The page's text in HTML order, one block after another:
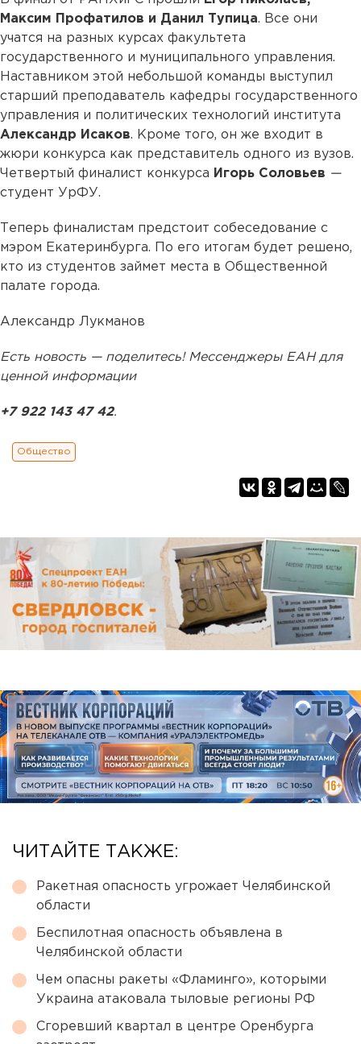
Максим Профатилов и Данил Тупица. Все они
учатся на разных курсах факультета
государственного и муниципального управления.
Наставником этой небольшой команды выступил
старший преподаватель кафедры государственного
управления и политических технологий института
Александр Исаков. Кроме того, он же входит в
жюри конкурса как представитель одного из вузов.
Четвертый финалист конкурса Игорь Соловьев —
студент УрФУ.
Теперь финалистам предстоит собеседование с
мэром Екатеринбурга. По его итогам будет решено,
кто из студентов займет места в Общественной
палате города.
Александр Лукманов
Есть новость — поделитесь! Мессенджеры ЕАН для
ценной информации
+7 922 143 47 42.
Общество
ЧИТАЙТЕ ТАКЖЕ:
Ракетная опасность угрожает Челябинской
области
Беспилотная опасность объявлена в
Челябинской области
Чем опасны ракеты «Фламинго», которыми
Украина атаковала тыловые регионы РФ
Сгоревший квартал в центре Оренбурга